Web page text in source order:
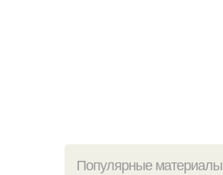
Популярные материалы